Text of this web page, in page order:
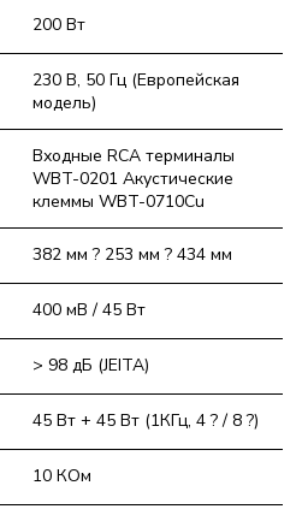
200 Вт
230 В, 50 Гц (Европейская
модель)
Входные RCA терминалы
WBT-0201 Акустические
клеммы WBT-0710Cu
382 мм ? 253 мм ? 434 мм
400 мВ / 45 Вт
> 98 дБ (JEITA)
45 Вт + 45 Вт (1КГц, 4 ? / 8 ?)
10 КОм